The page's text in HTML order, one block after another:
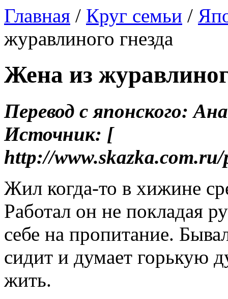
Главная / Круг семьи /
журавлиного гнезда
Жена из
Перевод с японского:
Источник: [
http://
Жил когда-то в хижине
Работал он не покладая
себе на пропитание.
сидит и думает горькую
жить.